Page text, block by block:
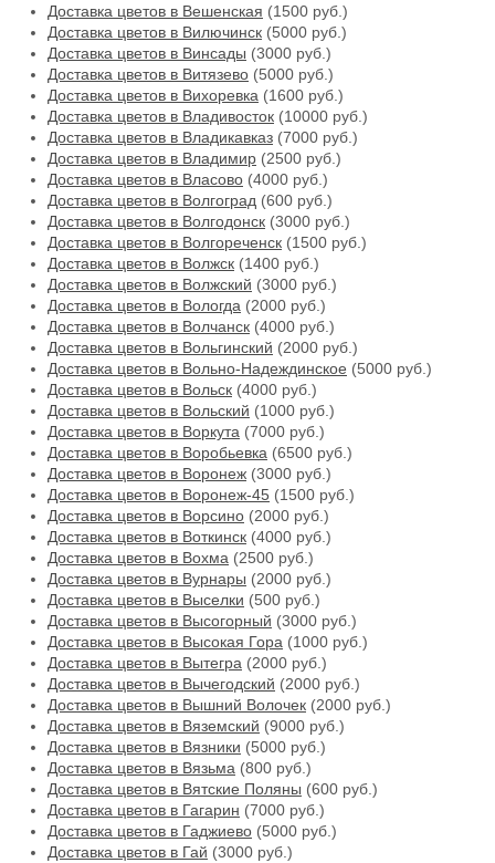
Доставка цветов в Вешенская (1500 руб.)
Доставка цветов в Вилючинск (5000 руб.)
Доставка цветов в Винсады (3000 руб.)
Доставка цветов в Витязево (5000 руб.)
Доставка цветов в Вихоревка (1600 руб.)
Доставка цветов в Владивосток (10000 руб.)
Доставка цветов в Владикавказ (7000 руб.)
Доставка цветов в Владимир (2500 руб.)
Доставка цветов в Власово (4000 руб.)
Доставка цветов в Волгоград (600 руб.)
Доставка цветов в Волгодонск (3000 руб.)
Доставка цветов в Волгореченск (1500 руб.)
Доставка цветов в Волжск (1400 руб.)
Доставка цветов в Волжский (3000 руб.)
Доставка цветов в Вологда (2000 руб.)
Доставка цветов в Волчанск (4000 руб.)
Доставка цветов в Вольгинский (2000 руб.)
Доставка цветов в Вольно-Надеждинское (5000 руб.)
Доставка цветов в Вольск (4000 руб.)
Доставка цветов в Вольский (1000 руб.)
Доставка цветов в Воркута (7000 руб.)
Доставка цветов в Воробьевка (6500 руб.)
Доставка цветов в Воронеж (3000 руб.)
Доставка цветов в Воронеж-45 (1500 руб.)
Доставка цветов в Ворсино (2000 руб.)
Доставка цветов в Воткинск (4000 руб.)
Доставка цветов в Вохма (2500 руб.)
Доставка цветов в Вурнары (2000 руб.)
Доставка цветов в Выселки (500 руб.)
Доставка цветов в Высогорный (3000 руб.)
Доставка цветов в Высокая Гора (1000 руб.)
Доставка цветов в Вытегра (2000 руб.)
Доставка цветов в Вычегодский (2000 руб.)
Доставка цветов в Вышний Волочек (2000 руб.)
Доставка цветов в Вяземский (9000 руб.)
Доставка цветов в Вязники (5000 руб.)
Доставка цветов в Вязьма (800 руб.)
Доставка цветов в Вятские Поляны (600 руб.)
Доставка цветов в Гагарин (7000 руб.)
Доставка цветов в Гаджиево (5000 руб.)
Доставка цветов в Гай (3000 руб.)